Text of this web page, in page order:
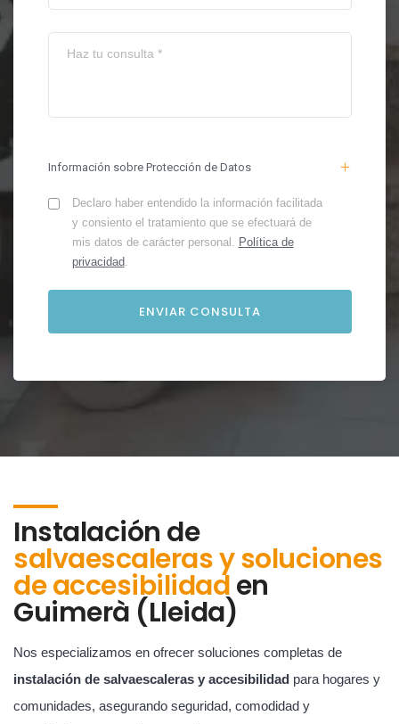
Información sobre Protección de Datos
Declaro haber entendido la información facilitada
y consiento el tratamiento que se efectuará de
mis datos de carácter personal. Política de
privacidad.
Instalación de
salvaescaleras y soluciones
de accesibilidaden
Guimerà (Lleida)
Nos especializamos en ofrecer soluciones completas de
instalación de salvaescaleras y accesibilidad para hogares y
comunidades, asegurando seguridad, comodidad y